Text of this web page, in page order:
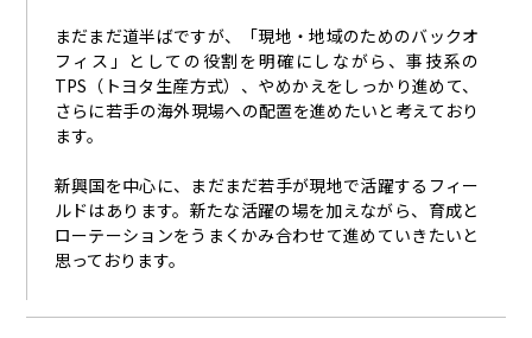
まだまだ道半ばですが、「現地・地域のためのバックオ
フィス」としての役割を明確にしながら、事技系の
TPS（トヨタ生産方式） 、やめかえをしっかり進めて、
さらに若手の海外現場への配置を進めたいと考えており
ます。
新興国を中心に、まだまだ若手が現地で活躍するフィー
ルドはあります。新たな活躍の場を加えながら、育成と
ローテーションをうまくかみ合わせて進めていきたいと
思っております。